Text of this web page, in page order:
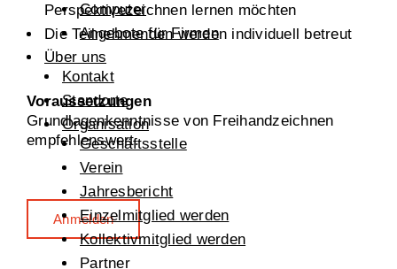
Computer
Angebote für Firmen
Über uns
Kontakt
Standorte
Organisation
Geschäftsstelle
Verein
Jahresbericht
Einzelmitglied werden
Kollektivmitglied werden
Partner
Perspektivezeichnen lernen möchten
Die Teilnehmenden werden individuell betreut
Voraussetzungen
Grundlagenkenntnisse von Freihandzeichnen
empfehlenswert.
Anmelden